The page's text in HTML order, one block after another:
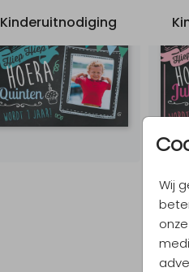
Wij
Kinderuitnodiging